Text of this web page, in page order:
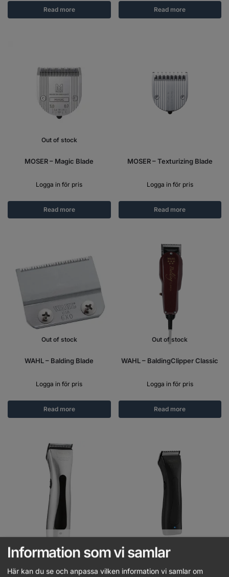
Read more Read more
Out of stock
MOSER – Magic Blade
Logga in för pris
Read more
MOSER – Texturizing Blade
Logga in för pris
Read more
Out of stock
WAHL – Balding Blade
Logga in för pris
Read more
Out of stock
WAHL – BaldingClipper Classic
Logga in för pris
Read more
Out of stock
WAHL – Beretto
Out of stock
WAHL – Beretto Stealth
Information som vi samlar
Här kan du se och anpassa vilken information vi samlar om